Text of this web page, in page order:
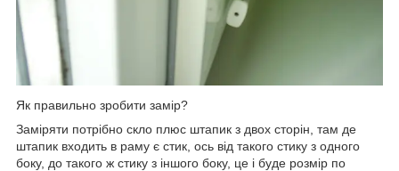
Як правильно зробити замір?
Заміряти потрібно скло плюс штапик з двох сторін, там де
штапик входить в раму є стик, ось від такого стику з одного
боку, до такого ж стику з іншого боку, це і буде розмір по